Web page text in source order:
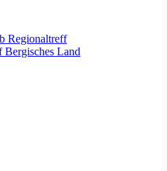
Regionaltreff
Bergisches Land